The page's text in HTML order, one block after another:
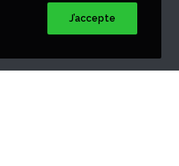
J’accepte